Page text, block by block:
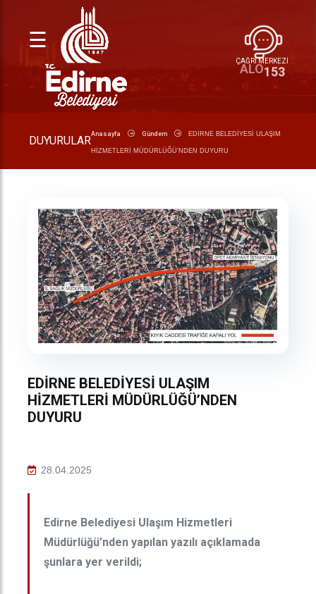
☰
ÇAĞRI MERKEZİ
ALO153
DUYURULARAnasayfa Gündem EDİRNE BELEDİYESİ ULAŞIM
HİZMETLERİ MÜDÜRLÜĞÜ’NDEN DUYURU
EDİRNE BELEDİYESİ ULAŞIM
HİZMETLERİ MÜDÜRLÜĞÜ’NDEN
DUYURU
28.04.2025
Edirne Belediyesi Ulaşım Hizmetleri
Müdürlüğü’nden yapılan yazılı açıklamada
şunlara yer verildi;